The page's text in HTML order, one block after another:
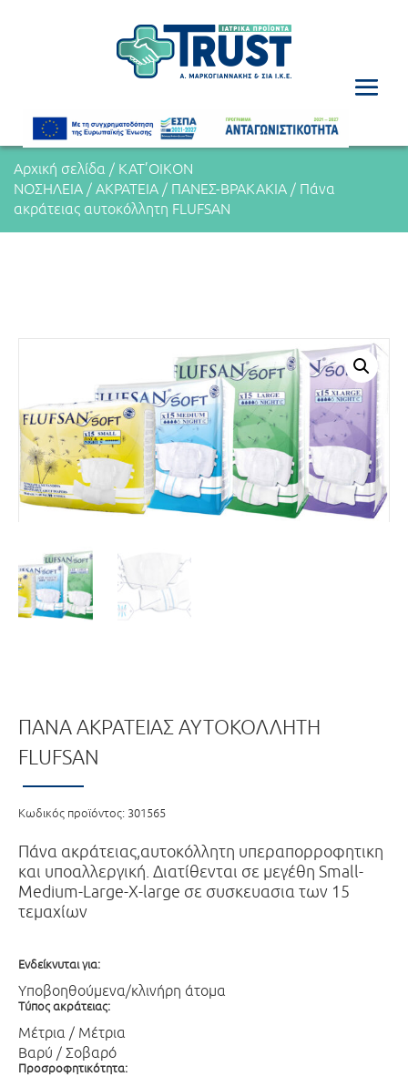
Αρχική σελίδα / ΚΑΤ’ΟΙΚΟΝ
ΝΟΣΗΛΕΙΑ / ΑΚΡΑΤΕΙΑ / ΠΑΝΕΣ-ΒΡΑΚΑΚΙΑ / Πάνα
ακράτειας αυτοκόλλητη FLUFSAN
ΠΆΝΑ ΑΚΡΆΤΕΙΑΣ ΑΥΤΟΚΌΛΛΗΤΗ
FLUFSAN
Κωδικός προϊόντος: 301565
Πάνα ακράτειας,αυτοκόλλητη υπεραπορροφητικη
και υποαλλεργική. Διατίθενται σε μεγέθη Small-
Medium-Large-X-large σε συσκευασια των 15
τεμαχίων
Ενδείκνυται για:
Υποβοηθούμενα/κλινήρη άτομα
Τύπος ακράτειας:
Μέτρια / Μέτρια
Βαρύ / Σοβαρό
Προσροφητικότητα: